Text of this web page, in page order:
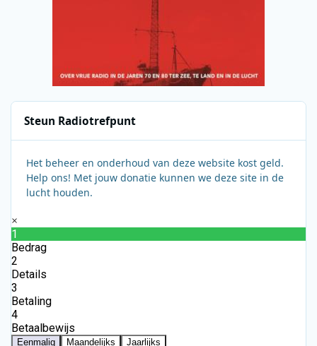
Steun Radiotrefpunt
Het beheer en onderhoud van deze website kost geld.
Help ons! Met jouw donatie kunnen we deze site in de
lucht houden.